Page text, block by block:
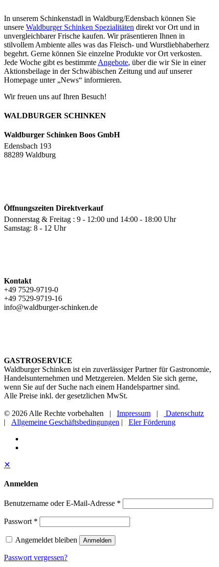
In unserem Schinkenstadl in Waldburg/Edensbach können Sie
unsere Waldburger Schinken Spezialitäten direkt vor Ort und in
unvergleichbarer Frische kaufen. Wir präsentieren Ihnen in
stilvollem Ambiente alles was das Fleisch- und Wurstliebhaberherz
begehrt. Gerne können Sie einzelne Produkte vor Ort verkosten.
Jede Woche gibt es bestimmte Angebote, über die wir Sie in einer
Aktionsbeilage in der Schwäbischen Zeitung und auf unserer
Homepage unter „News“ informieren.
Wir freuen uns auf Ihren Besuch!
WALDBURGER SCHINKEN
Waldburger Schinken Boos GmbH
Edensbach 193
88289 Waldburg
Öffnungszeiten Direktverkauf
Donnerstag & Freitag : 9 - 12:00 und 14:00 - 18:00 Uhr
Samstag: 8 - 12 Uhr
Kontakt
+49 7529-9719-0
+49 7529-9719-16
info@waldburger-schinken.de
GASTROSERVICE
Waldburger Schinken ist ein zuverlässiger Partner für Gastronomie,
Handelsunternehmen und Metzgereien. Melden Sie sich gerne,
wenn Sie auf der Suche nach einem Handelspartner sind.
Alle Preise inkl. der gesetzlichen MwSt.
© 2026 Alle Rechte vorbehalten | Impressum |
Datenschutz
| Allgemeine Geschäftsbedingungen | Eler Förderung
✕
Anmelden
Benutzername oder E-Mail-Adresse *
Passwort *
Angemeldet bleiben Anmelden
Passwort vergessen?